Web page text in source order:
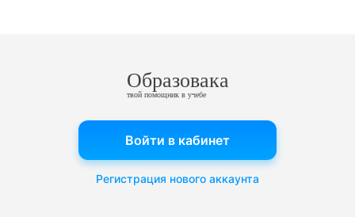
Образовака
твой помощник в учебе
Войти в кабинет
Регистрация нового аккаунта